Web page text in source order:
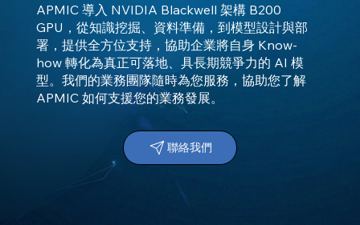
APMIC 導入 NVIDIA Blackwell 架構 B200
GPU，從知識挖掘、資料準備，到模型設計與部
署，提供全方位支持，協助企業將自身 Know-
how 轉化為真正可落地、具長期競爭力的 AI 模
型。我們的業務團隊隨時為您服務，協助您了解
APMIC 如何支援您的業務發展。
聯絡我們